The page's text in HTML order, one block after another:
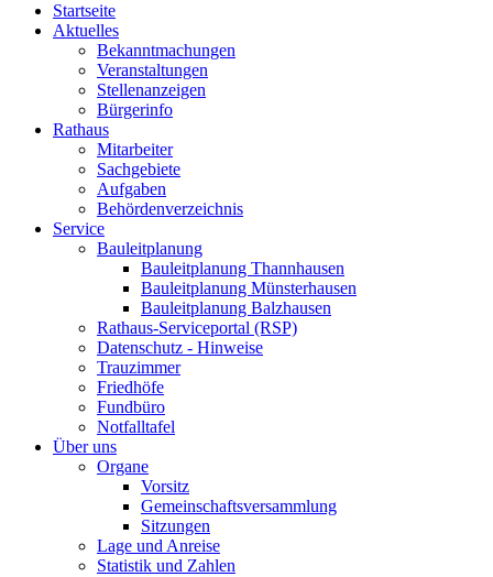
Startseite
Aktuelles
Bekanntmachungen
Veranstaltungen
Stellenanzeigen
Bürgerinfo
Rathaus
Mitarbeiter
Sachgebiete
Aufgaben
Behördenverzeichnis
Service
Bauleitplanung
Bauleitplanung Thannhausen
Bauleitplanung Münsterhausen
Bauleitplanung Balzhausen
Rathaus-Serviceportal (RSP)
Datenschutz - Hinweise
Trauzimmer
Friedhöfe
Fundbüro
Notfalltafel
Über uns
Organe
Vorsitz
Gemeinschaftsversammlung
Sitzungen
Lage und Anreise
Statistik und Zahlen